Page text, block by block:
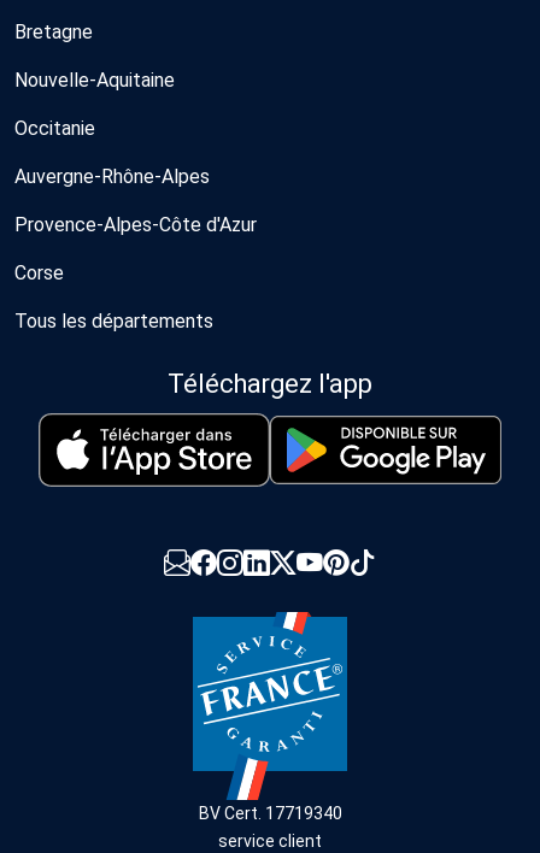
Bretagne
Nouvelle-Aquitaine
Occitanie
Auvergne-Rhône-Alpes
Provence-Alpes-Côte d'Azur
Corse
Tous les départements
Téléchargez l'app
BV Cert. 17719340
service client